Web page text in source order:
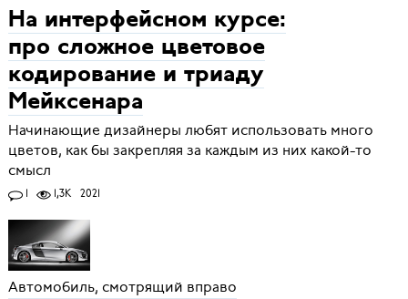
На интерфейсном курсе:
про сложное цветовое
кодирование и триаду
Мейксенара
Начинающие дизайнеры любят использовать много
цветов, как бы закрепляя за каждым из них какой-то
смысл
1 1,3K 2021
Автомобиль, смотрящий вправо